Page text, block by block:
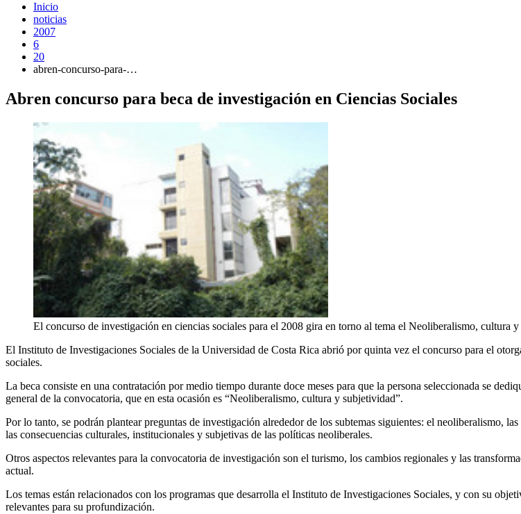
Inicio
noticias
2007
6
20
abren-concurso-para-…
Abren concurso para beca de investigación en Ciencias Sociales
El concurso de investigación en ciencias sociales para el 2008 gira en torno al tema el Neoliberalismo, cultura
El Instituto de Investigaciones Sociales de la Universidad de Costa Rica abrió por quinta vez el concurso para el
sociales.
La beca consiste en una contratación por medio tiempo durante doce meses para que la persona seleccionada se
general de la convocatoria, que en esta ocasión es “Neoliberalismo, cultura y subjetividad”.
Por lo tanto, se podrán plantear preguntas de investigación alrededor de los subtemas siguientes: el neoliberalismo,
las consecuencias culturales, institucionales y subjetivas de las políticas neoliberales.
Otros aspectos relevantes para la convocatoria de investigación son el turismo, los cambios regionales y las
actual.
Los temas están relacionados con los programas que desarrolla el Instituto de Investigaciones Sociales, y con su
relevantes para su profundización.